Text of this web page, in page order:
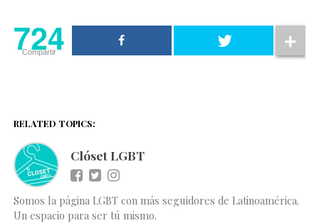
724
Compartir
RELATED TOPICS:
Clóset LGBT
Somos la página LGBT con más seguidores de Latinoamérica.
Un espacio para ser tú mismo.